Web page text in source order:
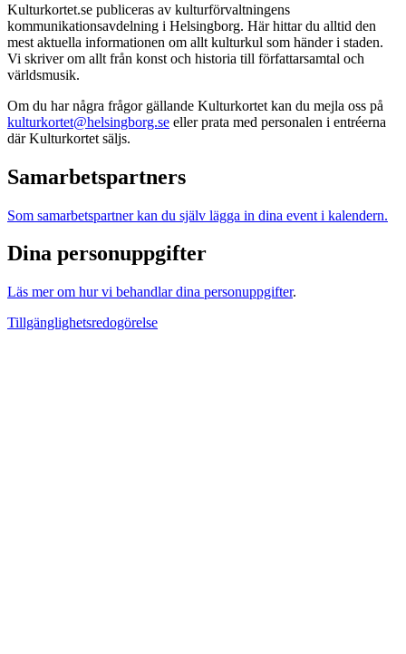
Kulturkortet.se publiceras av kulturförvaltningens
kommunikationsavdelning i Helsingborg. Här hittar du alltid den
mest aktuella informationen om allt kulturkul som händer i staden.
Vi skriver om allt från konst och historia till författarsamtal och
världsmusik.
Om du har några frågor gällande Kulturkortet kan du mejla oss på
kulturkortet@helsingborg.se eller prata med personalen i entréerna
där Kulturkortet säljs.
Samarbetspartners
Som samarbetspartner kan du själv lägga in dina event i kalendern.
Dina personuppgifter
Läs mer om hur vi behandlar dina personuppgifter.
Tillgänglighetsredogörelse